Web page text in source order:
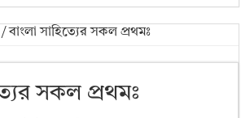
বিজ্ঞপ্তি ২০২৬
Result 2026 | dpe.gov.bd result
pdf download – dpe viva result
/ বাংলা সাহিত্যের সকল প্রথমঃ
সকল প্রথমঃ